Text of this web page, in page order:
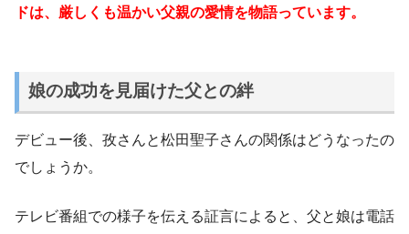
ドは、厳しくも温かい父親の愛情を物語っています。
娘の成功を見届けた父との絆
デビュー後、孜さんと松田聖子さんの関係はどうなったの
でしょうか。
テレビ番組での様子を伝える証言によると、父と娘は電話